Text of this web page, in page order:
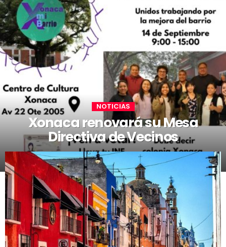
NOTICIAS
Xonaca renovará su Mesa
Directiva de Vecinos